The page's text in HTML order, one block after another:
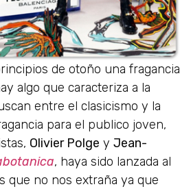
de otoño una fragancia
algo que caracteriza a la
entre el clasicismo y la
para el publico joven,
Olivier Polge y Jean-
, haya sido lanzada al
que no nos extraña ya que